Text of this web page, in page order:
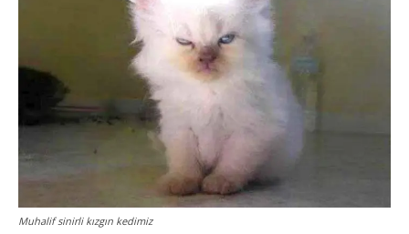
Muhalif sinirli kızgın kedimiz